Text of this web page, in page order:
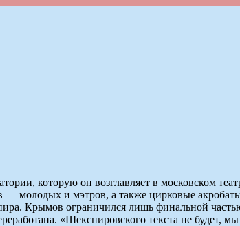
которую он возглавляет в московском
— молодых и мэтров, а также цирковые
Крымов ограничился лишь финальной
«Шекспировского текста не будет,